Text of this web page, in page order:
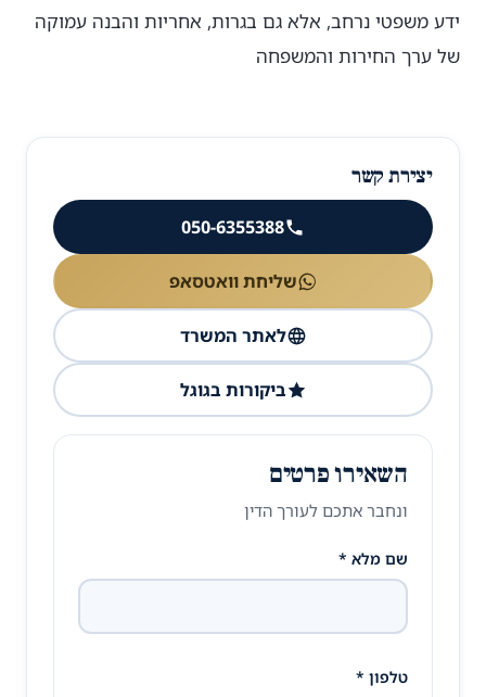
ידע משפטי נרחב, אלא גם בגרות, אחריות והבנה עמוקה
של ערך החירות והמשפחה
יצירת קשר
050-6355388
שליחת וואטסאפ
לאתר המשרד
ביקורות בגוגל
השאירו פרטים
ונחבר אתכם לעורך הדין
שם מלא *
טלפון *